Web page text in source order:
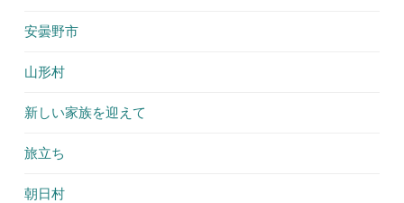
安曇野市
山形村
新しい家族を迎えて
旅立ち
朝日村